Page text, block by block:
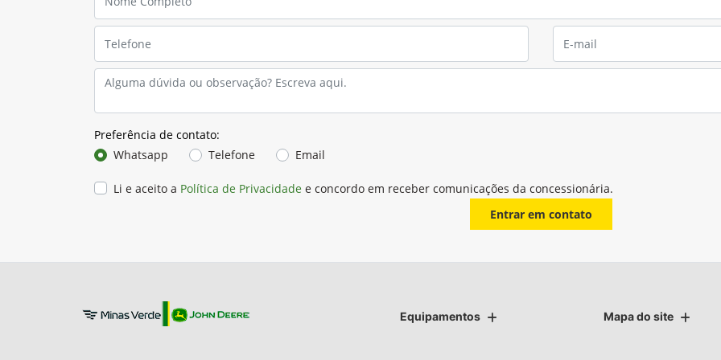
Preferência de contato:
Whatsapp
Telefone Email
Li e aceito a Política de Privacidade e concordo em receber comunicações da concessionária.
Entrar em contato
Equipamentos Mapa do site